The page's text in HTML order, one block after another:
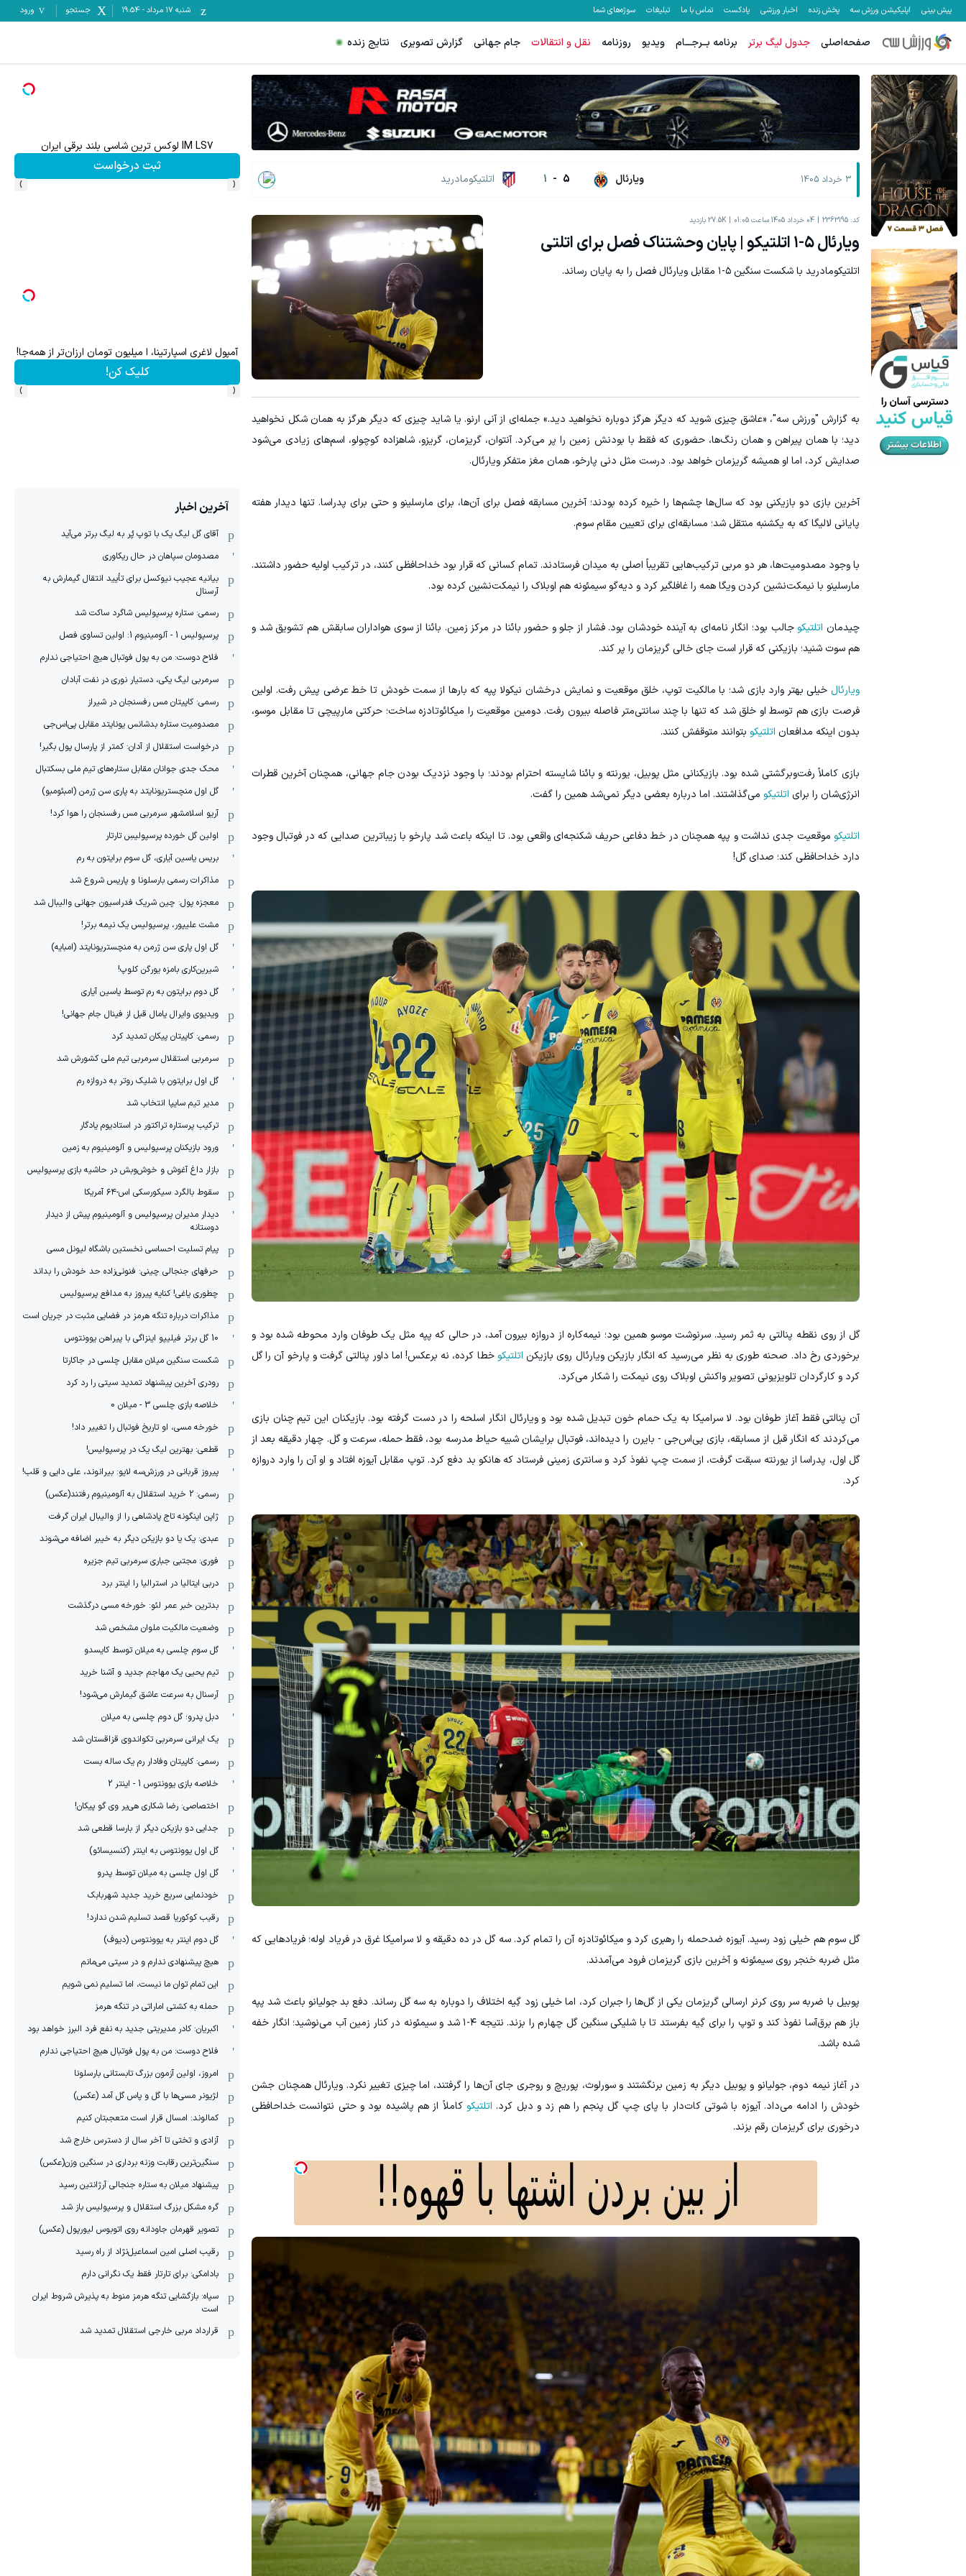
پیش بینی اپلیکیشن ورزش سه پخش زنده اخبار ورزشی پادکست تماس با ما تبلیغات سوژه‌های شما شنبه ۱۷ مرداد -
19:54 جستجو ورود
صفحه‌اصلی جدول لیگ برتر برنامه بــرجـــام ویدیو روزنامه نقل و انتقالات جام جهانی گزارش تصویری نتایج زنده
3 خرداد 1405 ویارئال 5
-
1 اتلتیکومادرید
کد: 2363195 04 خرداد 1405 ساعت 01:05 27.5K بازدید
ویارئال ۵-۱ اتلتیکو | پایان وحشتناک فصل برای اتلتی
اتلتیکومادرید با شکست سنگین ۵-۱ مقابل ویارئال فصل را به پایان رساند.
به گزارش "ورزش سه"، «عاشق چیزی شوید که دیگر هرگز دوباره نخواهید دید.» جمله‌ای از آنی ارنو. یا شاید چیزی که دیگر هرگز به همان شکل نخواهید
دید؛ با همان پیراهن و همان رنگ‌ها، حضوری که فقط با بودنش زمین را پر می‌کرد. آنتوان، گریزمان، گریزو، شاهزاده کوچولو، اسم‌های زیادی می‌شود
صدایش کرد، اما او همیشه گریزمان خواهد بود. درست مثل دنی پارخو، همان مغز متفکر ویارئال.
آخرین بازی دو بازیکنی بود که سال‌ها چشم‌ها را خیره کرده بودند؛ آخرین مسابقه فصل برای آن‌ها، برای مارسلینو و حتی برای پدراسا. تنها دیدار هفته
پایانی لالیگا که به یکشنبه منتقل شد؛ مسابقه‌ای برای تعیین مقام سوم.
با وجود مصدومیت‌ها، هر دو مربی ترکیب‌هایی تقریباً اصلی به میدان فرستادند. تمام کسانی که قرار بود خداحافظی کنند، در ترکیب اولیه حضور داشتند.
مارسلینو با نیمکت‌نشین کردن ویگا همه را غافلگیر کرد و دیه‌گو سیمئونه هم اوبلاک را نیمکت‌نشین کرده بود.
چیدمان اتلتیکو جالب بود؛ انگار نامه‌ای به آینده خودشان بود. فشار از جلو و حضور بائنا در مرکز زمین. بائنا از سوی هواداران سابقش هم تشویق شد و
هم سوت شنید؛ بازیکنی که قرار است جای خالی گریزمان را پر کند.
ویارئال خیلی بهتر وارد بازی شد؛ با مالکیت توپ، خلق موقعیت و نمایش درخشان نیکولا پپه که بارها از سمت خودش تا خط عرضی پیش رفت. اولین
فرصت بازی هم توسط او خلق شد که تنها با چند سانتی‌متر فاصله بیرون رفت. دومین موقعیت را میکائوتادزه ساخت؛ حرکتی مارپیچی تا مقابل موسو،
بدون اینکه مدافعان اتلتیکو بتوانند متوقفش کنند.
بازی کاملاً رفت‌وبرگشتی شده بود. بازیکنانی مثل پوبیل، یورنته و بائنا شایسته احترام بودند؛ با وجود نزدیک بودن جام جهانی، همچنان آخرین قطرات
انرژی‌شان را برای اتلتیکو می‌گذاشتند. اما درباره بعضی دیگر نمی‌شد همین را گفت.
اتلتیکو موقعیت جدی نداشت و پپه همچنان در خط دفاعی حریف شکنجه‌ای واقعی بود. تا اینکه باعث شد پارخو با زیباترین صدایی که در فوتبال وجود
دارد خداحافظی کند؛ صدای گل!
گل از روی نقطه پنالتی به ثمر رسید. سرنوشت موسو همین بود؛ نیمه‌کاره از دروازه بیرون آمد، در حالی که پپه مثل یک طوفان وارد محوطه شده بود و
برخوردی رخ داد. صحنه طوری به نظر می‌رسید که انگار بازیکن ویارئال روی بازیکن اتلتیکو خطا کرده، نه برعکس! اما داور پنالتی گرفت و پارخو آن را گل
کرد و کارگردان تلویزیونی تصویر واکنش اوبلاک روی نیمکت را شکار می‌کرد.
آن پنالتی فقط آغاز طوفان بود. لا سرامیکا به یک حمام خون تبدیل شده بود و ویارئال انگار اسلحه را در دست گرفته بود. بازیکنان این تیم چنان بازی
می‌کردند که انگار قبل از مسابقه، بازی پی‌اس‌جی - بایرن را دیده‌اند، فوتبال برایشان شبیه حیاط مدرسه بود، فقط حمله، سرعت و گل. چهار دقیقه بعد از
گل اول، پدراسا از یورنته سبقت گرفت، از سمت چپ نفوذ کرد و سانتری زمینی فرستاد که هانکو بد دفع کرد. توپ مقابل آیوزه افتاد و او آن را وارد دروازه
کرد.
گل سوم هم خیلی زود رسید. آیوزه ضدحمله را رهبری کرد و میکائوتادزه آن را تمام کرد. سه گل در ده دقیقه و لا سرامیکا غرق در فریاد اوله؛ فریادهایی که
مثل ضربه خنجر روی سیمئونه و آخرین بازی گریزمان فرود می‌آمدند.
پوبیل با ضربه سر روی کرنر ارسالی گریزمان یکی از گل‌ها را جبران کرد، اما خیلی زود گِیه اختلاف را دوباره به سه گل رساند. دفع بد جولیانو باعث شد پپه
باز هم برق‌آسا نفوذ کند و توپ را برای گِیه بفرستد تا با شلیکی سنگین گل چهارم را بزند. نتیجه ۴-۱ شد و سیمئونه در کنار زمین آب می‌نوشید؛ انگار خفه
شده باشد.
در آغاز نیمه دوم، جولیانو و پوبیل دیگر به زمین برنگشتند و سورلوث، پوریچ و روجری جای آن‌ها را گرفتند، اما چیزی تغییر نکرد. ویارئال همچنان جشن
خودش را ادامه می‌داد. آیوزه با شوتی کات‌دار با پای چپ گل پنجم را هم زد و دبل کرد. اتلتیکو کاملاً از هم پاشیده بود و حتی نتوانست خداحافظی
درخوری برای گریزمان رقم بزند.
IM LS7 لوکس ترین شاسی بلند برقی ایران بازدید از IM LS7 لوکس ترین شاسی بلند برقی ایران در باشگاه انقلاب گردونه شانس ps5 جایزه میده 🔥 با دوره جامع لینگانو ، مکالمه انگلیسی رو حرفه ای یاد بگیر
کلیک کن!
‹
›
آمپول لاغری اسپارتینا، ا میلیون تومان ارزان‌تر از همه‌جا! دیگه انگلیسی صحبت کردن کار سختی نیست !!
کلیک کن!
۱ میلیارد اعتبار خرید طلا | بدون ضامن و چک
کلیک کن!
‹
›
آخرین اخبار
آقای گل لیگ یک با توپ پُر به لیگ برتر می‌آید
مصدومان سپاهان در حال ریکاوری
بیانیه عجیب نیوکسل برای تأیید انتقال گیمارش به
آرسنال
رسمی: ستاره پرسپولیس شاگرد ساکت شد
پرسپولیس 1 - آلومینیوم 1: اولین تساوی فصل
فلاح دوست: من به پول فوتبال هیچ احتیاجی ندارم
سرمربی لیگ یکی، دستیار نوری در نفت آبادان
رسمی: کاپیتان مس رفسنجان در شیراز
مصدومیت ستاره بدشانس یونایتد مقابل پی‌اس‌جی
درخواست استقلال از آدان: کمتر از پارسال پول بگیر!
محک جدی ‌جوانان مقابل ستاره‌های تیم ملی بسکتبال
گل اول منچستریونایتد به پاری سن ژرمن (امبئومبو)
آریو اسلامشهر سرمربی مس رفسنجان را هوا کرد!
اولین گل خورده پرسپولیسِ تارتار
بریس یاسین آیاری، گل سوم برایتون به رم
مذاکرات رسمی بارسلونا و پاریس شروع شد
معجزه پول: چین شریک فدراسیون جهانی والیبال شد
مشت علیپور، پرسپولیس یک نیمه برتر!
گل اول پاری سن ژرمن به منچستریونایتد (امبایه)
شیرین‌کاری بامزه یورگن کلوپ!
گل دوم برایتون به رم توسط یاسین آیاری
ویدیوی وایرال یامال قبل از فینال جام جهانی!
رسمی: کاپیتان پیکان تمدید کرد
سرمربی استقلال سرمربی تیم ملی کشورش شد
گل اول برایتون با شلیک روتر به دروازه رم
مدیر تیم سایپا انتخاب شد
ترکیب پرستاره تراکتور در استادیوم یادگار
ورود بازیکنان پرسپولیس و آلومینیوم به زمین
بازار داغ آغوش و خوش‌و‌بش در حاشیه بازی پرسپولیس
سقوط بالگرد سیکورسکی اس-۶۴ آمریکا
دیدار مدیران پرسپولیس و آلومینیوم پیش از دیدار
دوستانه
پیام تسلیت احساسی نخستین باشگاه لیونل مسی
حرفهای جنجالی چینی: فنونی‌زاده حد خودش را بداند
چطوری یاغی! کنایه پیروز به مدافع پرسپولیس
مذاکرات درباره تنگه هرمز در فضایی مثبت در جریان است
10 گل برتر فیلیپو اینزاگی با پیراهن یوونتوس
شکست سنگین میلان مقابل چلسی در جاکارتا
رودری آخرین پیشنهاد تمدید سیتی را رد کرد
خلاصه بازی چلسی 3 - میلان 0
خورخه مسی، او تاریخ فوتبال را تغییر داد!
قطعی: بهترین لیگ یک در پرسپولیس!
پیروز قربانی در ورزش‌سه لایو: بیرانوند، علی دایی و قلب!
رسمی: 2 خرید استقلال به آلومینیوم رفتند(عکس)
ژاپن اینگونه تاج پادشاهی را از والیبال ایران گرفت
عبدی: یک یا دو بازیکن دیگر به خیبر اضافه می‌شوند
فوری: مجتبی جباری سرمربی تیم جزیره
دربی ایتالیا در استرالیا را اینتر برد
بدترین خبر عمر لئو: خورخه مسی درگذشت
وضعیت مالکیت ملوان مشخص شد
گل سوم چلسی به میلان توسط کایسدو
تیم یحیی یک مهاجم جدید و آشنا خرید
آرسنال به سرعت عاشق گیمارش می‌شود!
دبل پدرو؛ گل دوم چلسی به میلان
یک ایرانی سرمربی تکواندوی قزاقستان شد
رسمی: کاپیتان وفادار رم یک ساله بست
خلاصه بازی یوونتوس 1 - اینتر 2
اختصاصی: رضا شکاری هی‌یر وی‌ گو پیکان!
جدایی دو بازیکن دیگر از بارسا قطعی شد
گل اول یوونتوس به اینتر (کنسیسائو)
گل اول چلسی به میلان توسط پدرو
خودنمایی سریع خرید جدید شهربابک
رقیب کوکوریا قصد تسلیم شدن ندارد!
گل دوم اینتر به یوونتوس (دیوف)
هیچ پیشنهادی ندارم و در سیتی می‌مانم
این تمام توان ما نیست، اما تسلیم نمی شویم
حمله به کشتی اماراتی در تنگه هرمز
اکبریان: کادر مدیریتی جدید به نفع فرد البرز خواهد بود
فلاح دوست: من به پول فوتبال هیچ احتیاجی ندارم
امروز، اولین آزمون بزرگ تابستانی بارسلونا
لژیونر مسی‌ها با گل و پاس گل آمد (عکس)
کمالوند: امسال قرار است متعجبتان کنیم
آزادی و تختی تا آخر سال از دسترس خارج شد
سنگین‌ترین رقابت وزنه برداری در سنگین وزن(عکس)
پیشنهاد میلان به ستاره جنجالی آرژانتین رسید
گره مشکل بزرگ استقلال و پرسپولیس باز شد
تصویر قهرمان جاودانه روی اتوبوس لیورپول (عکس)
رقیب اصلی امین اسماعیل‌نژاد از راه رسید
بادامکی: برای تارتار فقط یک نگرانی دارم
سپاه: بازگشایی تنگه هرمز منوط به پذیرش شروط ایران
است
قرارداد مربی خارجی استقلال تمدید شد